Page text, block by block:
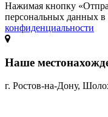
Нажимая кнопку
персональных данных в
конфиденциальности
Наше
г. Ростов-на-Дону,